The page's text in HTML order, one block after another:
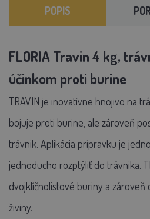
POPIS
FLORIA Travin 4 kg,
účinkom proti burine
TRAVIN je inovatívne hnojivo na
bojuje proti burine, ale zároveň
trávnik. Aplikácia prípravku je
jednoducho rozptýliť do trávnika.
dvojklíčnolistové buriny a
živiny.